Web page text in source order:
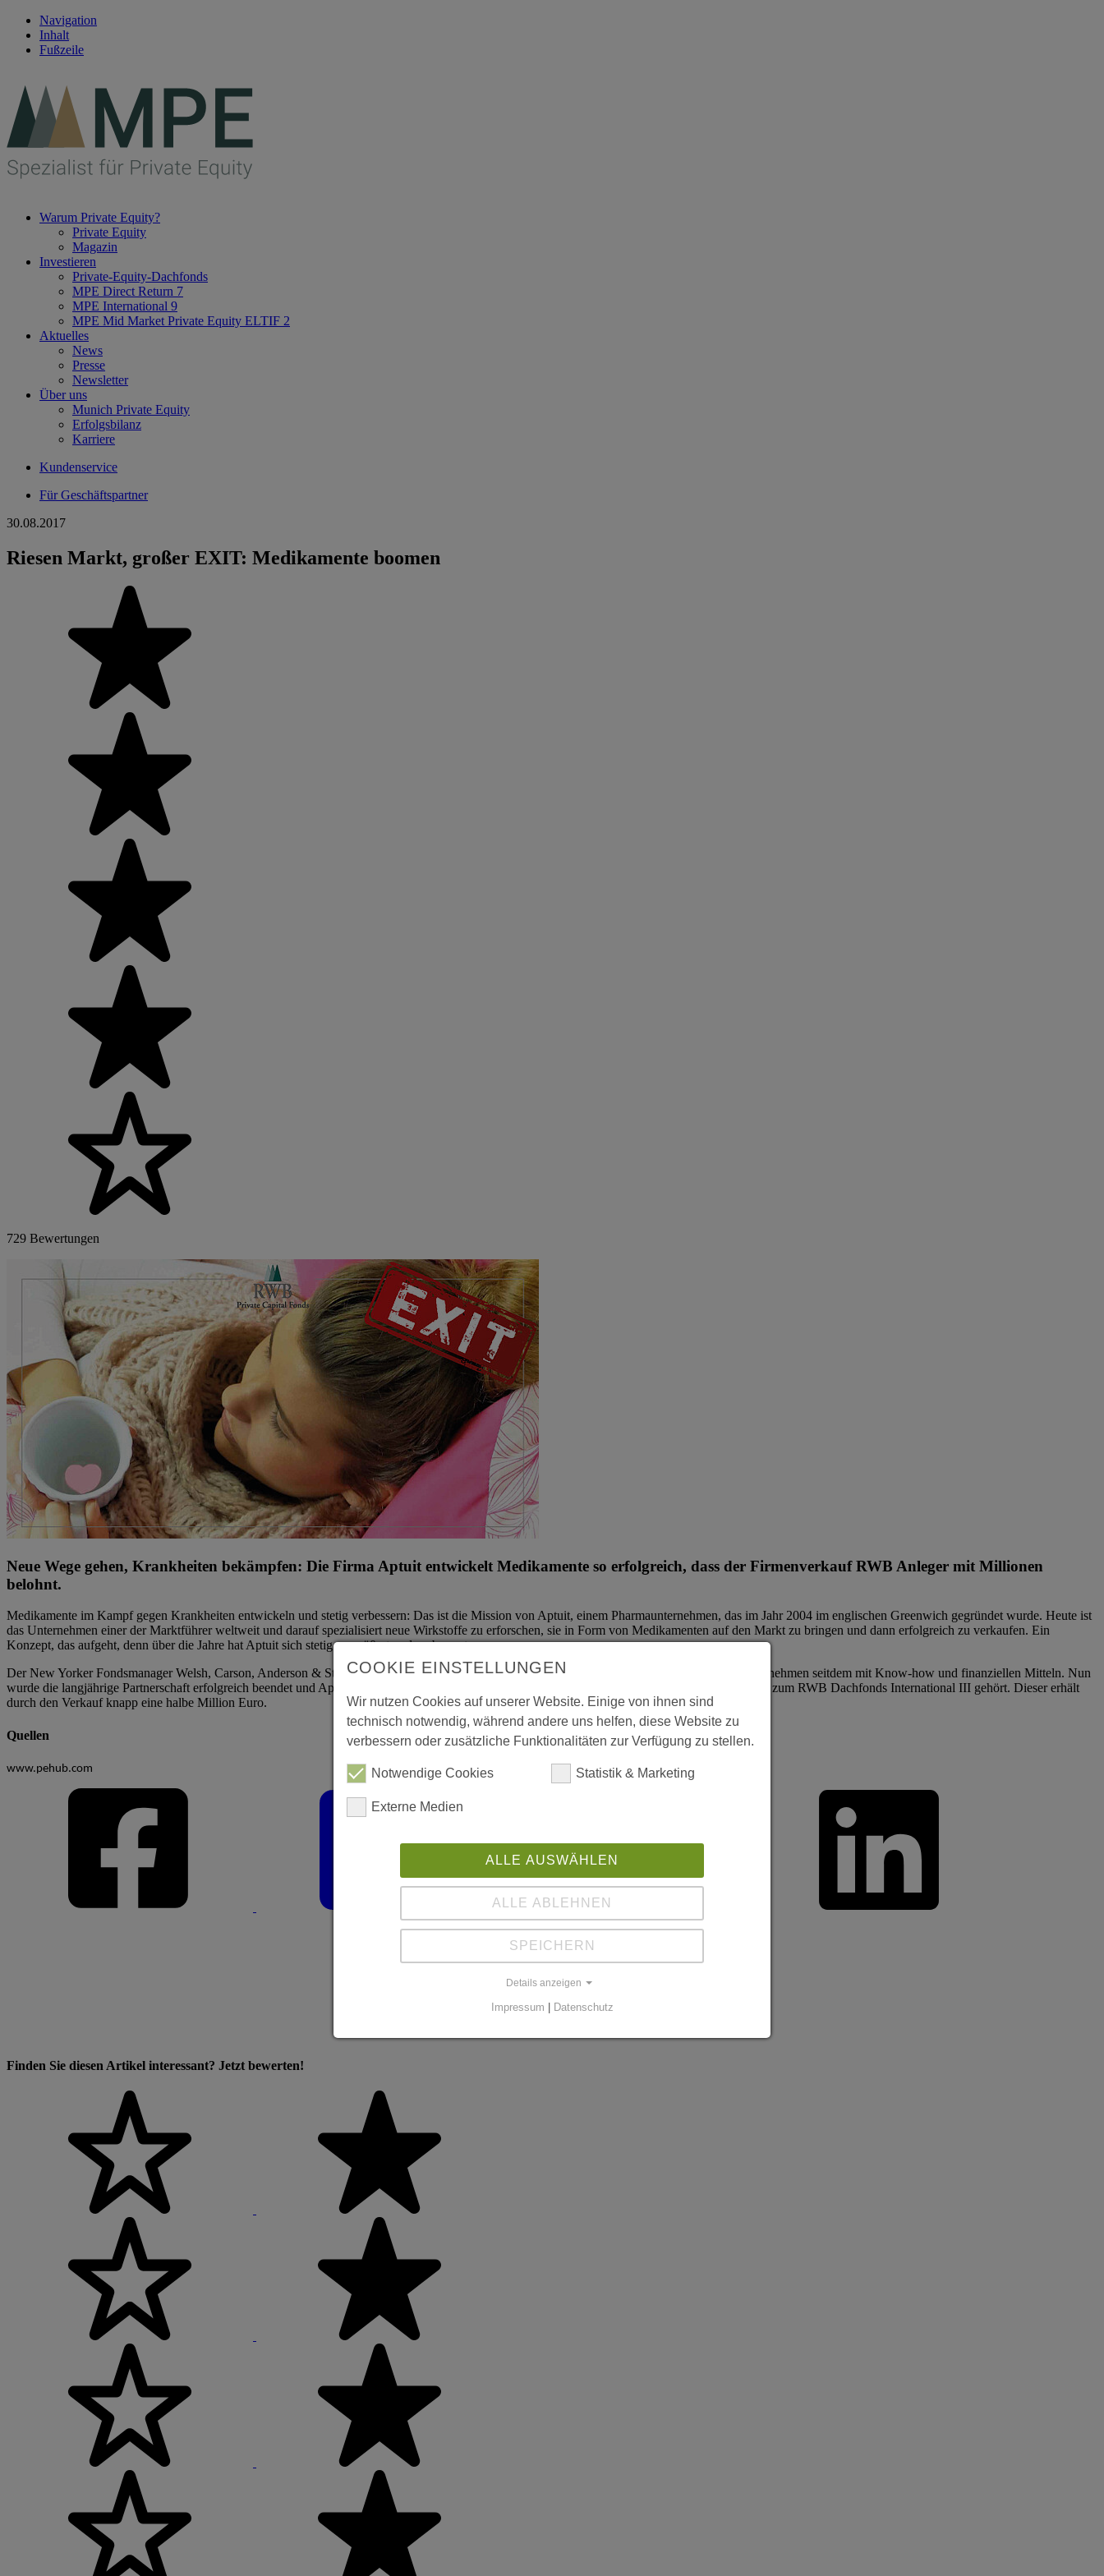
Navigation
Inhalt
Fußzeile
Warum Private Equity?
Private Equity
Magazin
Investieren
Private-Equity-Dachfonds
MPE Direct Return 7
MPE International 9
MPE Mid Market Private Equity ELTIF 2
Aktuelles
News
Presse
Newsletter
Über uns
Munich Private Equity
Erfolgsbilanz
Karriere
Kundenservice
Für Geschäftspartner
30.08.2017
Riesen Markt, großer EXIT: Medikamente boomen
729 Bewertungen
Neue Wege gehen, Krankheiten bekämpfen: Die Firma Aptuit entwickelt Medikamente so erfolgreich, dass der Firmenverkauf RWB Anleger mit Millionen
belohnt.
Medikamente im Kampf gegen Krankheiten entwickeln und stetig verbessern: Das ist die Mission von Aptuit, einem Pharmaunternehmen, das im Jahr 2004 im englischen Greenwich gegründet wurde. Heute ist
das Unternehmen einer der Marktführer weltweit und darauf spezialisiert neue Wirkstoffe zu erforschen, sie in Form von Medikamenten auf den Markt zu bringen und dann erfolgreich zu verkaufen. Ein
Konzept, das aufgeht, denn über die Jahre hat Aptuit sich stetig vergrößert und verbessert.
Der New Yorker Fondsmanager Welsh, Carson, Anderson & Stowe ist bereits seit dem Gründungsjahr in Aptuit investiert und unterstützt das Unternehmen seitdem mit Know-how und finanziellen Mitteln. Nun
wurde die langjährige Partnerschaft erfolgreich beendet und Aptuit gewinnbringend verkauft. Aptuit ist Teil des RWB Zielfonds WCAS III welcher zum RWB Dachfonds International III gehört. Dieser erhält
durch den Verkauf knapp eine halbe Million Euro.
Quellen
www.pehub.com
Finden Sie diesen Artikel interessant? Jetzt bewerten!
COOKIE EINSTELLUNGEN
Wir nutzen Cookies auf unserer Website. Einige von ihnen sind
technisch notwendig, während andere uns helfen, diese Website zu
verbessern oder zusätzliche Funktionalitäten zur Verfügung zu stellen.
Notwendige Cookies Statistik & Marketing
Externe Medien
ALLE AUSWÄHLEN
ALLE ABLEHNEN
SPEICHERN
Details anzeigen
Impressum Datenschutz